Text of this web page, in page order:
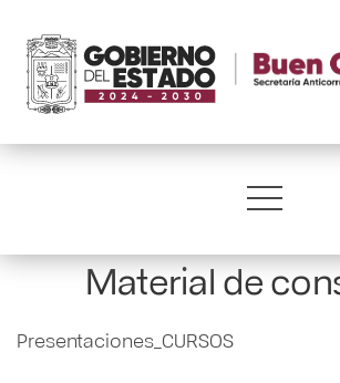
Material de
Presentaciones_CURSOS